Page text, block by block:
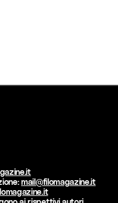
mail@filomagazine.it